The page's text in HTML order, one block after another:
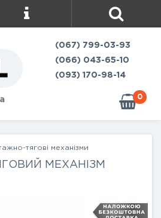
(067) 799-03-93
(066) 043-65-10
(093) 170-98-14
0
тягові механізми
МЕХАНІЗМ